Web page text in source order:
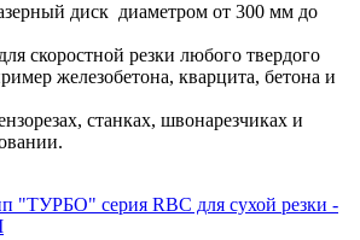
диск диаметром от 300 мм до
скоростной резки любого твердого
железобетона, кварцита, бетона и
станках, швонарезчиках и